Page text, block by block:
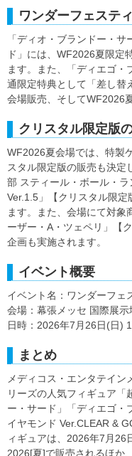
ワンダーフェステ
「ディオ・ブランドー・
ド」には、WF2026夏限定
ます。また、「ディエゴ
通限定特典として「差し替
会場販売、そしてWF2026
クリスタル限定版
WF2026夏会場では、特製
スタル限定版の販売も決定
部 スティール・ボール・
Ver.1.5」【クリスタル限
ます。また、会場にて対象
ーザー・A・ツェペリ」【
企画も実施されます。
イベント概要
イベント名：ワンダーフェ
会場：幕張メッセ 国際展
日時：2026年7月26日(日)
まとめ
メディコス・エンタテイ
リーズの人気フィギュア「
ー・サード」「ディエゴ・
イヤモンド Ver.CLEAR &
ィギュアは、2026年7月26
2026[夏]で販売されるほか